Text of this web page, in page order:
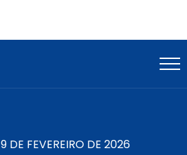
9 DE FEVEREIRO DE 2026